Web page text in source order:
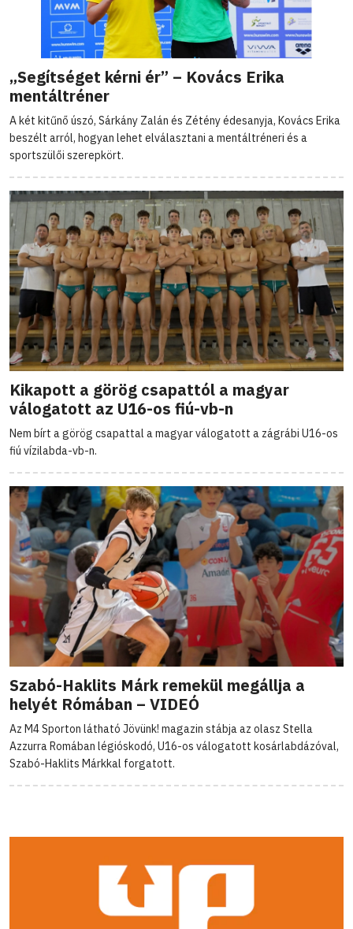
„Segítséget kérni ér” – Kovács Erika
mentáltréner
A két kitűnő úszó, Sárkány Zalán és Zétény édesanyja, Kovács Erika
beszélt arról, hogyan lehet elválasztani a mentáltréneri és a
sportszülői szerepkört.
Kikapott a görög csapattól a magyar
válogatott az U16-os fiú-vb-n
Nem bírt a görög csapattal a magyar válogatott a zágrábi U16-os
fiú vízilabda-vb-n.
Szabó-Haklits Márk remekül megállja a
helyét Rómában – VIDEÓ
Az M4 Sporton látható Jövünk! magazin stábja az olasz Stella
Azzurra Romában légióskodó, U16-os válogatott kosárlabdázóval,
Szabó-Haklits Márkkal forgatott.